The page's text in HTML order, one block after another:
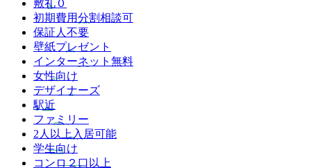
敷礼０
初期費用分割相談可
保証人不要
壁紙プレゼント
インターネット無料
女性向け
デザイナーズ
駅近
ファミリー
2人以上入居可能
学生向け
コンロ２口以上